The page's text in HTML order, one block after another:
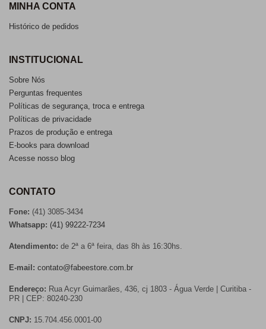
MINHA CONTA
Histórico de pedidos
INSTITUCIONAL
Sobre Nós
Perguntas frequentes
Políticas de segurança, troca e entrega
Políticas de privacidade
Prazos de produção e entrega
E-books para download
Acesse nosso blog
CONTATO
Fone: (41) 3085-3434
Whatsapp: (41) 99222-7234
Atendimento: de 2ª a 6ª feira, das 8h às 16:30hs.
E-mail: contato@fabeestore.com.br
Endereço: Rua Acyr Guimarães, 436, cj 1803 - Água Verde | Curitiba -
PR | CEP: 80240-230
CNPJ: 15.704.456.0001-00